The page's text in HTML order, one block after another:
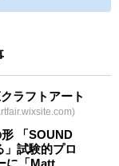
ラフトアート
「SOUND
試験的プロ